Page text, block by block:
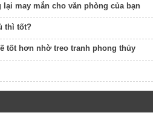
may mắn cho văn phòng của bạn
thì tốt?
tốt hơn nhờ treo tranh phong thủy